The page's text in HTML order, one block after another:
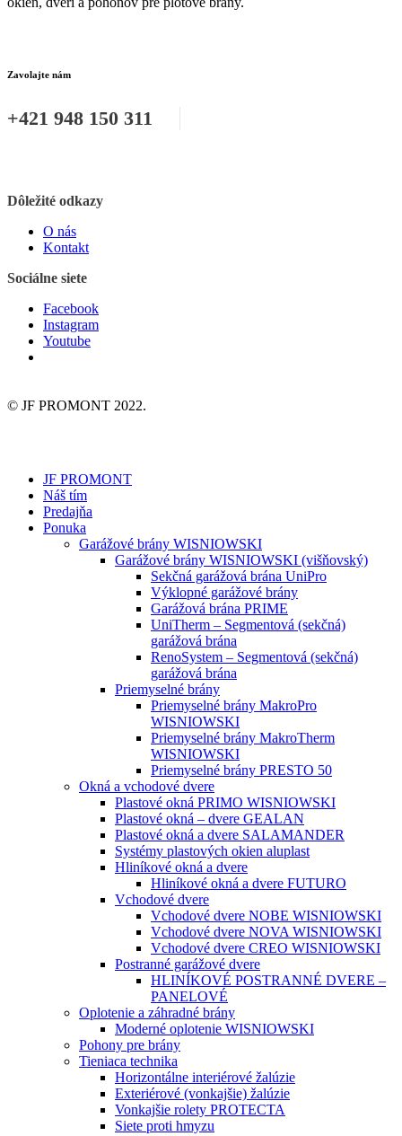
Zavolajte nám
+421 948 150 311
Dôležité odkazy
O nás
Kontakt
Sociálne siete
Facebook
Instagram
Youtube
© JF PROMONT 2022.
JF PROMONT
Náš tím
Predajňa
Ponuka
Garážové brány WISNIOWSKI
Garážové brány WISNIOWSKI (višňovský)
Sekčná garážová brána UniPro
Výklopné garážové brány
Garážová brána PRIME
UniTherm – Segmentová (sekčná)
garážová brána
RenoSystem – Segmentová (sekčná)
garážová brána
Priemyselné brány
Priemyselné brány MakroPro
WISNIOWSKI
Priemyselné brány MakroTherm
WISNIOWSKI
Priemyselné brány PRESTO 50
Okná a vchodové dvere
Plastové okná PRIMO WISNIOWSKI
Plastové okná – dvere GEALAN
Plastové okná a dvere SALAMANDER
Systémy plastových okien aluplast
Hliníkové okná a dvere
Hliníkové okná a dvere FUTURO
Vchodové dvere
Vchodové dvere NOBE WISNIOWSKI
Vchodové dvere NOVA WISNIOWSKI
Vchodové dvere CREO WISNIOWSKI
Postranné garážové dvere
HLINÍKOVÉ POSTRANNÉ DVERE –
PANELOVÉ
Oplotenie a záhradné brány
Moderné oplotenie WISNIOWSKI
Pohony pre brány
Tieniaca technika
Horizontálne interiérové žalúzie
Exteriérové (vonkajšie) žalúzie
Vonkajšie rolety PROTECTA
Siete proti hmyzu